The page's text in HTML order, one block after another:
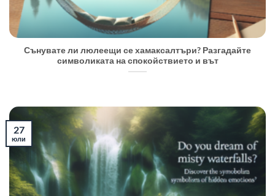
Сънувате ли люлеещи се хамаксалтъри? Разгадайте
символиката на спокойствието и вът
27
юли